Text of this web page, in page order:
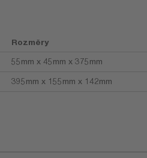
Rozměry
55mm x 45mm x 375mm
395mm x 155mm x 142mm